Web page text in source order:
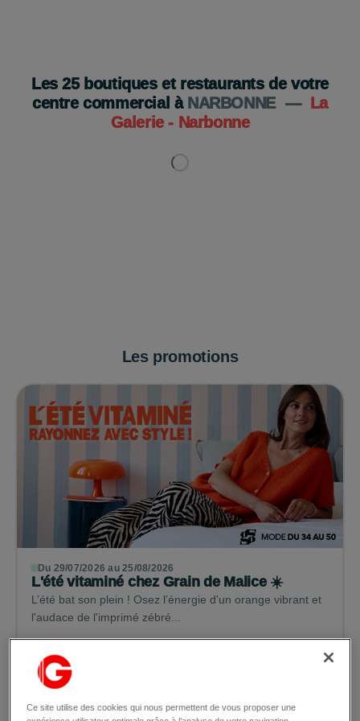
Les25boutiques et restaurants de votre
centre commercial à NARBONNE —
La
Galerie - Narbonne
Les promotions
Du 29/07/2026 au 25/08/2026
L'été vitaminé chez Grain de Malice ☀️
L’été bat son plein ! Osez l’énergie d'un orange vibrant et
l'audace de l'imprimé zébré...
Lire la suite →
Ce site utilise des cookies qui nous permettent de vous proposer une